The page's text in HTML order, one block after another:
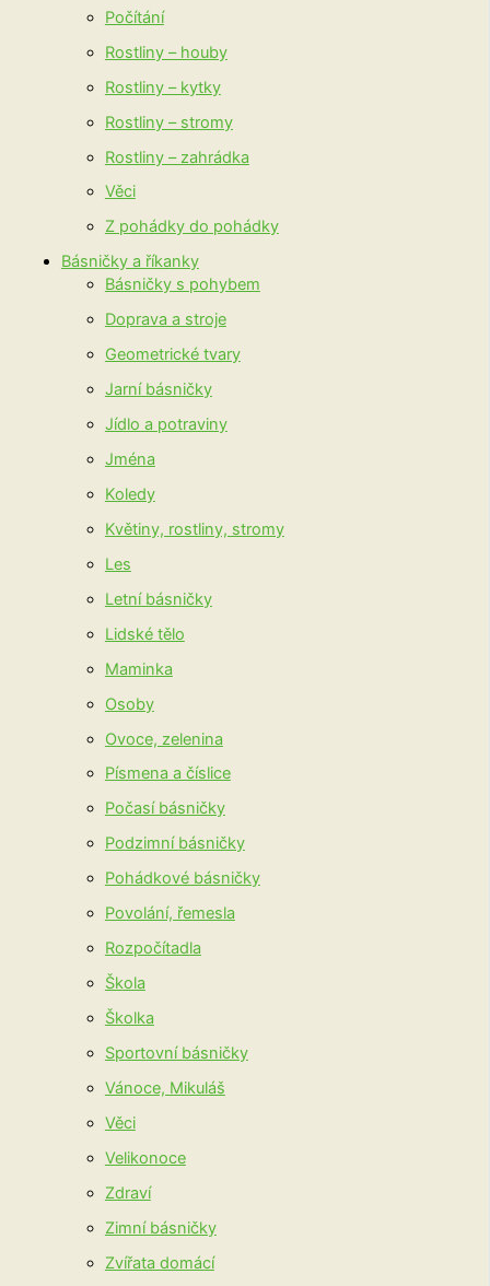
Počítání
Rostliny – houby
Rostliny – kytky
Rostliny – stromy
Rostliny – zahrádka
Věci
Z pohádky do pohádky
Básničky a říkanky
Básničky s pohybem
Doprava a stroje
Geometrické tvary
Jarní básničky
Jídlo a potraviny
Jména
Koledy
Květiny, rostliny, stromy
Les
Letní básničky
Lidské tělo
Maminka
Osoby
Ovoce, zelenina
Písmena a číslice
Počasí básničky
Podzimní básničky
Pohádkové básničky
Povolání, řemesla
Rozpočítadla
Škola
Školka
Sportovní básničky
Vánoce, Mikuláš
Věci
Velikonoce
Zdraví
Zimní básničky
Zvířata domácí